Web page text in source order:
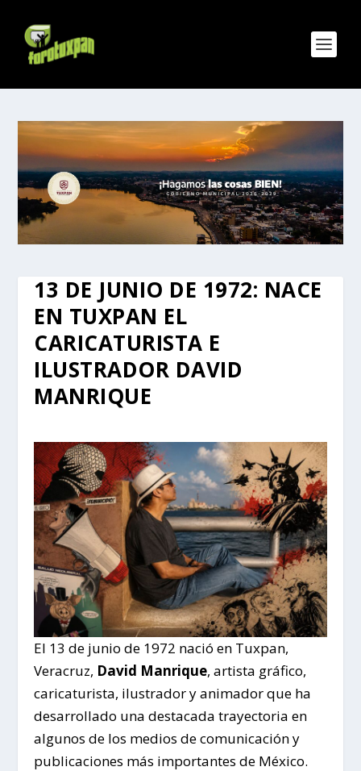
13 DE JUNIO DE 1972: NACE
EN TUXPAN EL
CARICATURISTA E
ILUSTRADOR DAVID
MANRIQUE
El 13 de junio de 1972 nació en Tuxpan,
Veracruz, David Manrique, artista gráfico,
caricaturista, ilustrador y animador que ha
desarrollado una destacada trayectoria en
algunos de los medios de comunicación y
publicaciones más importantes de México.